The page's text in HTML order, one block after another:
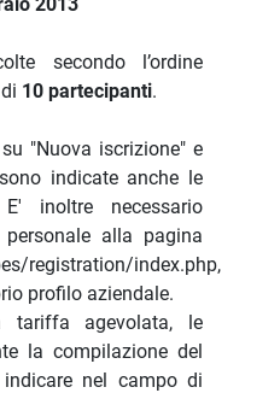
secondo l’ordine
10 partecipanti.
"Nuova iscrizione" e
indicate anche le
inoltre necessario
alla pagina
registration/index.php,
profilo aziendale.
tariffa agevolata, le
la compilazione del
nel campo di